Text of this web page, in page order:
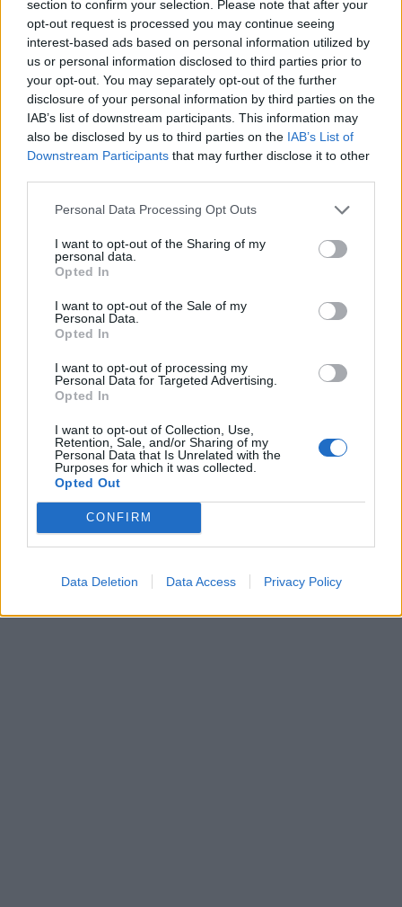
section to confirm your selection. Please note that after your
opt-out request is processed you may continue seeing
interest-based ads based on personal information utilized by
us or personal information disclosed to third parties prior to
your opt-out. You may separately opt-out of the further
disclosure of your personal information by third parties on the
IAB’s list of downstream participants. This information may
also be disclosed by us to third parties on the IAB’s List of
Downstream Participants that may further disclose it to other
Personal Data Processing Opt Outs
I want to opt-out of the Sharing of my
personal data.
Opted In
I want to opt-out of the Sale of my
Personal Data.
Opted In
I want to opt-out of processing my
Personal Data for Targeted Advertising.
Opted In
I want to opt-out of Collection, Use,
Retention, Sale, and/or Sharing of my
Personal Data that Is Unrelated with the
Purposes for which it was collected.
Opted Out
CONFIRM
Data Deletion Data Access Privacy Policy